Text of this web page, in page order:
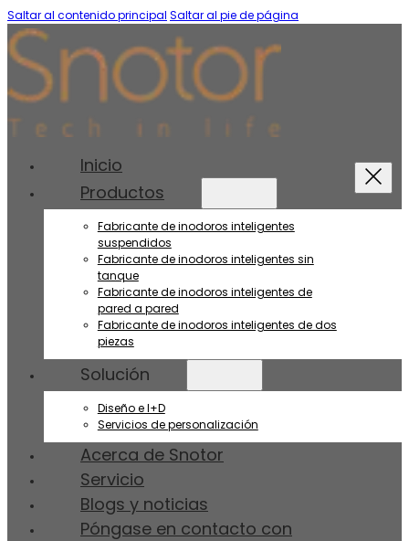
Saltar al contenido principal Saltar al pie de página
Inicio
Productos
Fabricante de inodoros inteligentes
suspendidos
Fabricante de inodoros inteligentes sin
tanque
Fabricante de inodoros inteligentes de
pared a pared
Fabricante de inodoros inteligentes de dos
piezas
Solución
Diseño e I+D
Servicios de personalización
Acerca de Snotor
Servicio
Blogs y noticias
Póngase en contacto con